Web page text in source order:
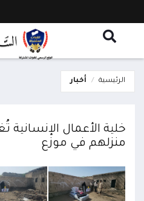
الرئيسية أخبار
خلية الأعمال الإنسانية
منزلهم في موزع